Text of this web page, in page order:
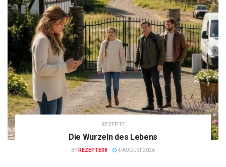
REZEPTE
Die Wurzeln des Lebens
BY REZEPTE38 4 AUGUST 2026